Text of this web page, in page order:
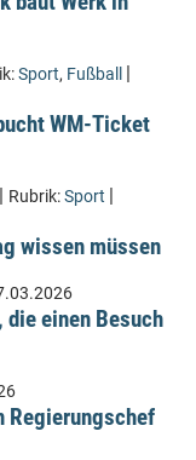
Sport, Fußball |
WM-Ticket
| Rubrik:Sport |
wissen müssen
die einen Besuch
Regierungschef